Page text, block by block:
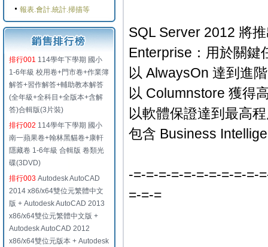
報表.會計.統計.掃描等
排行001 114學年下學期 國小
1-6年級 校用卷+門市卷+作業簿
解答+習作解答+輔助教本解答
(全年級+全科目+全版本+含解
答)合輯版(3片裝)
排行002 114學年下學期 國小
南一蘋果卷+翰林黑貓卷+康軒
隱藏卷 1-6年級 合輯版 卷類光
碟(3DVD)
排行003 Autodesk AutoCAD
2014 x86/x64雙位元繁體中文
版 + Autodesk AutoCAD 2013
x86/x64雙位元繁體中文版 +
Autodesk AutoCAD 2012
x86/x64雙位元版本 + Autodesk
SQL Server 2012 將
Enterprise：用於關鍵
以 AlwaysOn 達到進
以 Columnstore 獲得
以軟體保證達到最高
包含 Business
-=-=-=-=-=-=-=-=-=-=-
=-=-=